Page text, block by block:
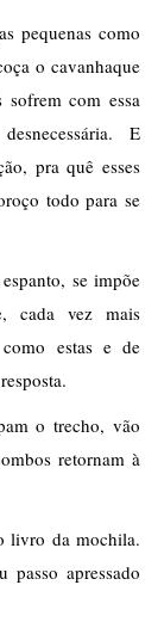
pequenas como
o cavanhaque
com essa
E
pra quê esses
todo para se
se impõe
cada vez mais
estas e de
o trecho, vão
retornam à
livro da mochila.
apressado